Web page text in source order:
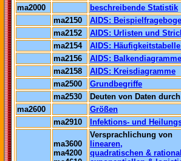
ma2000
beschreibende Statistik
ma2150
AIDS:
ma2152
AIDS: Urlisten und
ma2154
AIDS:
ma2156
AIDS: Balkendiagramme
ma2158
AIDS: Kreisdiagramme
ma2500
Grundbegriffe
ma2530
Deuten von Daten durch
ma2600
Größen
ma2910
Infektions- und
ma3600
ma4200
Versprachlichung von
linearen,
quadratischen &